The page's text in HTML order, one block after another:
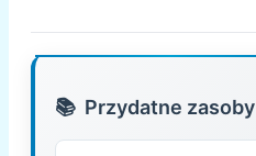
Przydatne zasoby